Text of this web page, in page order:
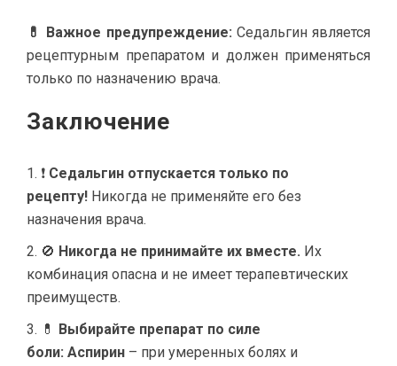
💊 Важное предупреждение: Седальгин является
рецептурным препаратом и должен применяться
только по назначению врача.
Заключение
❗ Седальгин отпускается только по
рецепту! Никогда не применяйте его без
назначения врача.
🚫 Никогда не принимайте их вместе. Их
комбинация опасна и не имеет терапевтических
преимуществ.
💊 Выбирайте препарат по силе
боли: Аспирин – при умеренных болях и